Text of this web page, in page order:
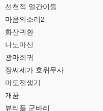
선천적 얼간이들
마음의소리2
화산귀환
나노마신
광마회귀
장씨세가 호위무사
마도전생기
개꿈
뷰티풀 군바리